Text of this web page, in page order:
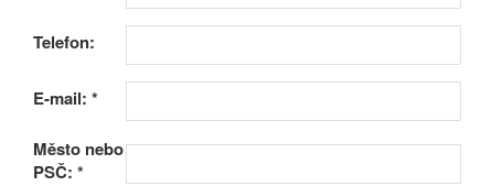
Telefon:
E-mail: *
Město nebo
PSČ: *